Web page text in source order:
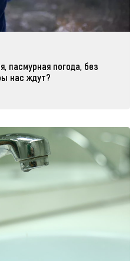
пасмурная погода, без
нас ждут?